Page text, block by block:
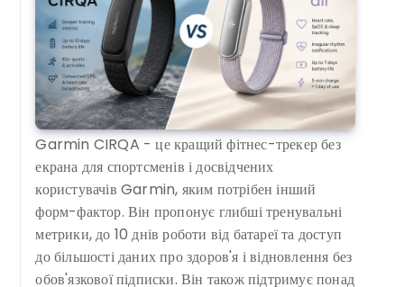
Garmin CIRQA - це кращий фітнес-трекер без
екрана для спортсменів і досвідчених
користувачів Garmin, яким потрібен інший
форм-фактор. Він пропонує глибші тренувальні
метрики, до 10 днів роботи від батареї та доступ
до більшості даних про здоров'я і відновлення без
обов'язкової підписки. Він також підтримує понад